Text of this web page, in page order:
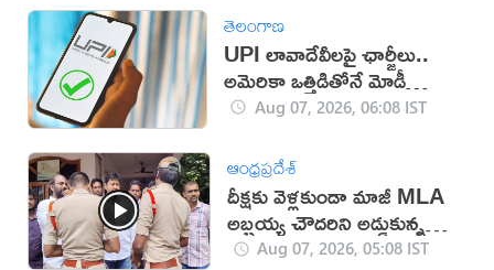
తెలంగాణ
UPI లావాదేవీలపై ఛార్జీలు..
అమెరికా ఒత్తిడితోనే మోడీ
సర్కార్‌ నిర్ణయం?
Aug 07, 2026, 06:08 IST
ఆంధ్రప్రదేశ్
దీక్షకు వెళ్లకుండా మాజీ MLA
అబ్బ‌య్య చౌద‌రిని అడ్డుకున్న
పోలీసులు (వీడియో)
Aug 07, 2026, 05:08 IST